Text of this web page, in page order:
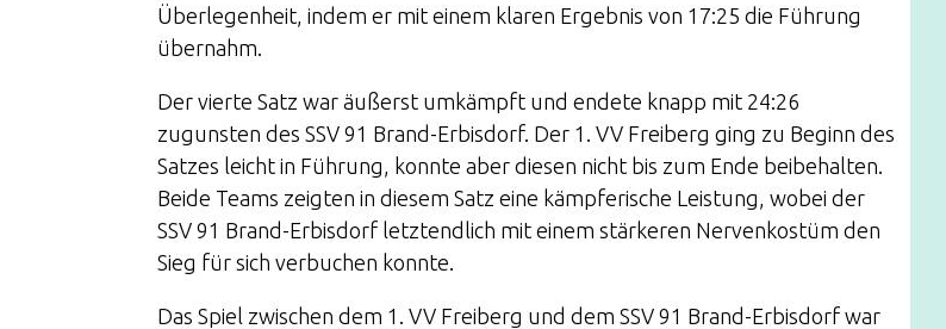
Überlegenheit, indem er mit einem klaren Ergebnis von 17:25 die Führung
übernahm.
Der vierte Satz war äußerst umkämpft und endete knapp mit 24:26
zugunsten des SSV 91 Brand-Erbisdorf. Der 1. VV Freiberg ging zu Beginn des
Satzes leicht in Führung, konnte aber diesen nicht bis zum Ende beibehalten.
Beide Teams zeigten in diesem Satz eine kämpferische Leistung, wobei der
SSV 91 Brand-Erbisdorf letztendlich mit einem stärkeren Nervenkostüm den
Sieg für sich verbuchen konnte.
Das Spiel zwischen dem 1. VV Freiberg und dem SSV 91 Brand-Erbisdorf war